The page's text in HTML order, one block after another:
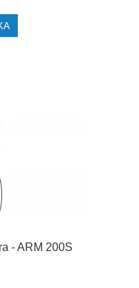
- ARM 200S